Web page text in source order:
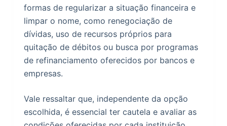
formas de regularizar a situação financeira e
limpar o nome, como renegociação de
dívidas, uso de recursos próprios para
quitação de débitos ou busca por programas
de refinanciamento oferecidos por bancos e
empresas.
Vale ressaltar que, independente da opção
escolhida, é essencial ter cautela e avaliar as